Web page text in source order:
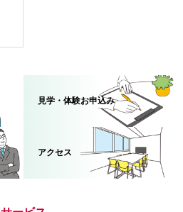
見学・体験お申込み
アクセス